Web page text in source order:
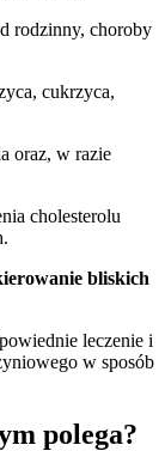
rodzinny, choroby
cukrzyca,
oraz, w razie
cholesterolu
bliskich
leczenie i
w sposób
polega?